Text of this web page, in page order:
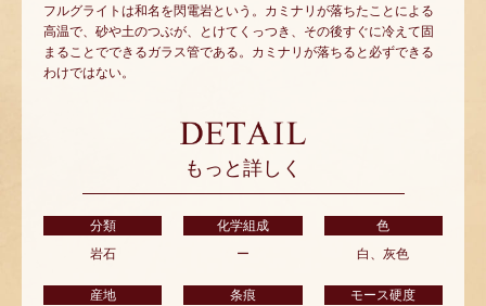
フルグライトは和名を閃電岩という。カミナリが落ちたことによる
高温で、砂や土のつぶが、とけてくっつき、その後すぐに冷えて固
まることでできるガラス管である。カミナリが落ちると必ずできる
わけではない。
もっと詳しく
分類
岩石
化学組成
ー
色
白、灰色
産地
条痕
モース硬度